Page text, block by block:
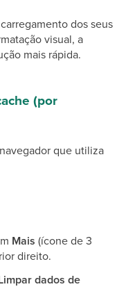
dos seus
visual, a
mais rápida.
(por
que utiliza
Mais (ícone de 3
direito.
dados de